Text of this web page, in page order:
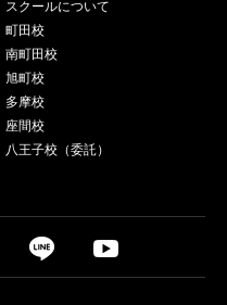
スクールについて
町田校
南町田校
旭町校
多摩校
座間校
八王子校（委託）